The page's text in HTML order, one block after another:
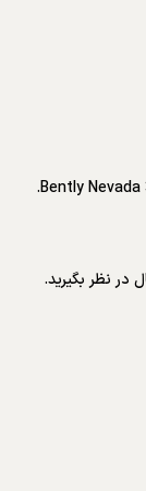
در نظر بگیرید.